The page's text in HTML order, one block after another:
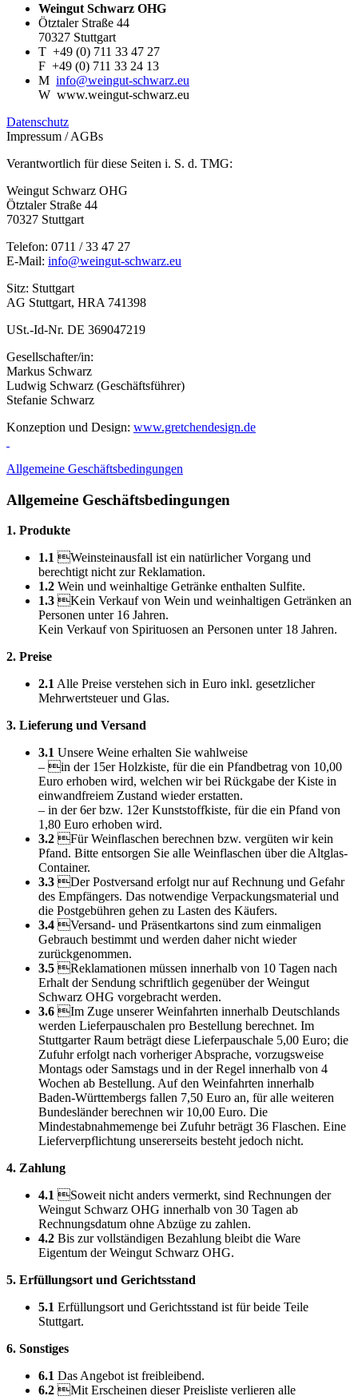
Weingut Schwarz OHG
Ötztaler Straße 44
70327 Stuttgart
T +49 (0) 711 33 47 27
F +49 (0) 711 33 24 13
M info@weingut-schwarz.eu
W www.weingut-schwarz.eu
Datenschutz
Impressum / AGBs
Verantwortlich für diese Seiten i. S. d. TMG:
Weingut Schwarz OHG
Ötztaler Straße 44
70327 Stuttgart
Telefon: 0711 / 33 47 27
E-Mail: info@weingut-schwarz.eu
Sitz: Stuttgart
AG Stuttgart, HRA 741398
USt.-Id-Nr. DE 369047219
Gesellschafter/in:
Markus Schwarz
Ludwig Schwarz (Geschäftsführer)
Stefanie Schwarz
Konzeption und Design: www.gretchendesign.de
Allgemeine Geschäftsbedingungen
Allgemeine Geschäftsbedingungen
1. Produkte
1.1 Weinsteinausfall ist ein natürlicher Vorgang und
berechtigt nicht zur Reklamation.
1.2 Wein und weinhaltige Getränke enthalten Sulfite.
1.3 Kein Verkauf von Wein und weinhaltigen Getränken an
Personen unter 16 Jahren.
Kein Verkauf von Spirituosen an Personen unter 18 Jahren.
2. Preise
2.1 Alle Preise verstehen sich in Euro inkl. gesetzlicher
Mehrwertsteuer und Glas.
3. Lieferung und Versand
3.1 Unsere Weine erhalten Sie wahlweise
– in der 15er Holzkiste, für die ein Pfandbetrag von 10,00
Euro erhoben wird, welchen wir bei Rückgabe der Kiste in
einwandfreiem Zustand wieder erstatten.
– in der 6er bzw. 12er Kunststoffkiste, für die ein Pfand von
1,80 Euro erhoben wird.
3.2 Für Weinflaschen berechnen bzw. vergüten wir kein
Pfand. Bitte entsorgen Sie alle Weinflaschen über die Altglas-
Container.
3.3 Der Postversand erfolgt nur auf Rechnung und Gefahr
des Empfängers. Das notwendige Verpackungsmaterial und
die Postgebühren gehen zu Lasten des Käufers.
3.4 Versand- und Präsentkartons sind zum einmaligen
Gebrauch bestimmt und werden daher nicht wieder
zurückgenommen.
3.5 Reklamationen müssen innerhalb von 10 Tagen nach
Erhalt der Sendung schriftlich gegenüber der Weingut
Schwarz OHG vorgebracht werden.
3.6 Im Zuge unserer Weinfahrten innerhalb Deutschlands
werden Lieferpauschalen pro Bestellung berechnet. Im
Stuttgarter Raum beträgt diese Lieferpauschale 5,00 Euro; die
Zufuhr erfolgt nach vorheriger Absprache, vorzugsweise
Montags oder Samstags und in der Regel innerhalb von 4
Wochen ab Bestellung. Auf den Weinfahrten innerhalb
Baden-Württembergs fallen 7,50 Euro an, für alle weiteren
Bundesländer berechnen wir 10,00 Euro. Die
Mindestabnahmemenge bei Zufuhr beträgt 36 Flaschen. Eine
Lieferverpflichtung unsererseits besteht jedoch nicht.
4. Zahlung
4.1 Soweit nicht anders vermerkt, sind Rechnungen der
Weingut Schwarz OHG innerhalb von 30 Tagen ab
Rechnungsdatum ohne Abzüge zu zahlen.
4.2 Bis zur vollständigen Bezahlung bleibt die Ware
Eigentum der Weingut Schwarz OHG.
5. Erfüllungsort und Gerichtsstand
5.1 Erfüllungsort und Gerichtsstand ist für beide Teile
Stuttgart.
6. Sonstiges
6.1 Das Angebot ist freibleibend.
6.2 Mit Erscheinen dieser Preisliste verlieren alle